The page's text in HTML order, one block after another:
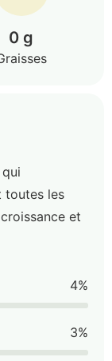
0 g
toutes les
et
4%
3%